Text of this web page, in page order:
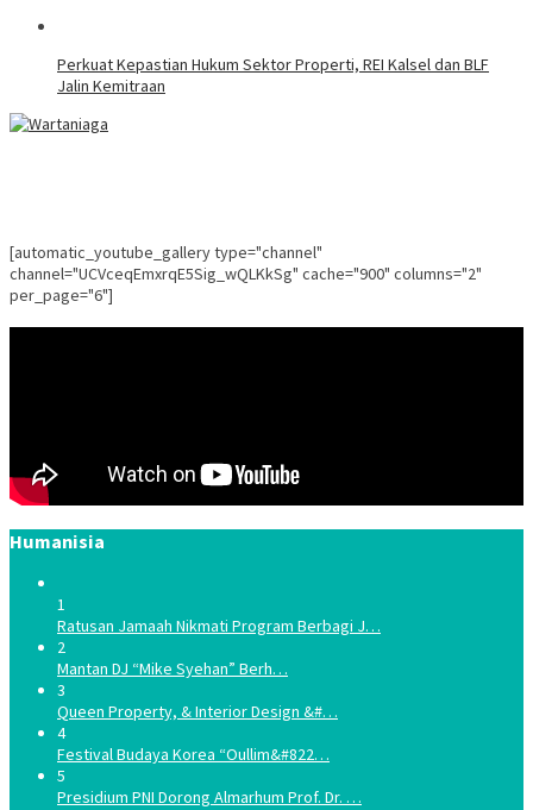
Perkuat Kepastian Hukum Sektor Properti, REI Kalsel dan BLF
Jalin Kemitraan
[automatic_youtube_gallery type="channel"
channel="UCVceqEmxrqE5Sig_wQLKkSg" cache="900" columns="2"
per_page="6"]
Humanisia
1
Ratusan Jamaah Nikmati Program Berbagi J…
2
Mantan DJ “Mike Syehan” Berh…
3
Queen Property, & Interior Design &#…
4
Festival Budaya Korea “Oullim&#822…
5
Presidium PNI Dorong Almarhum Prof. Dr. …